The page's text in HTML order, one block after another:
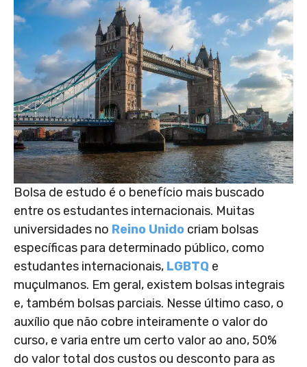
Bolsa de estudo é o benefício mais buscado
entre os estudantes internacionais. Muitas
universidades no Reino Unido criam bolsas
específicas para determinado público, como
estudantes internacionais, LGBTQ e
muçulmanos. Em geral, existem bolsas integrais
e, também bolsas parciais. Nesse último caso, o
auxílio que não cobre inteiramente o valor do
curso, e varia entre um certo valor ao ano, 50%
do valor total dos custos ou desconto para as